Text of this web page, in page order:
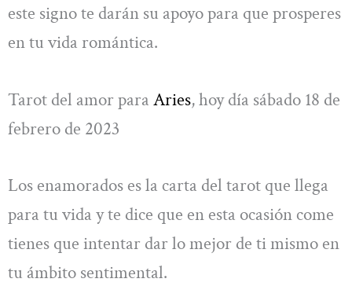
este signo te darán su apoyo para que prosperes
en tu vida romántica.
Tarot del amor para Aries, hoy día sábado 18 de
febrero de 2023
Los enamorados es la carta del tarot que llega
para tu vida y te dice que en esta ocasión come
tienes que intentar dar lo mejor de ti mismo en
tu ámbito sentimental.